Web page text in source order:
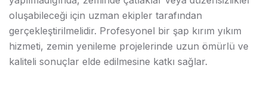
oluşabileceği için uzman ekipler tarafından
gerçekleştirilmelidir. Profesyonel bir şap kırım yıkım
hizmeti, zemin yenileme projelerinde uzun ömürlü ve
kaliteli sonuçlar elde edilmesine katkı sağlar.